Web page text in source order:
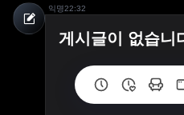
익명22:32
게시글이 없습니